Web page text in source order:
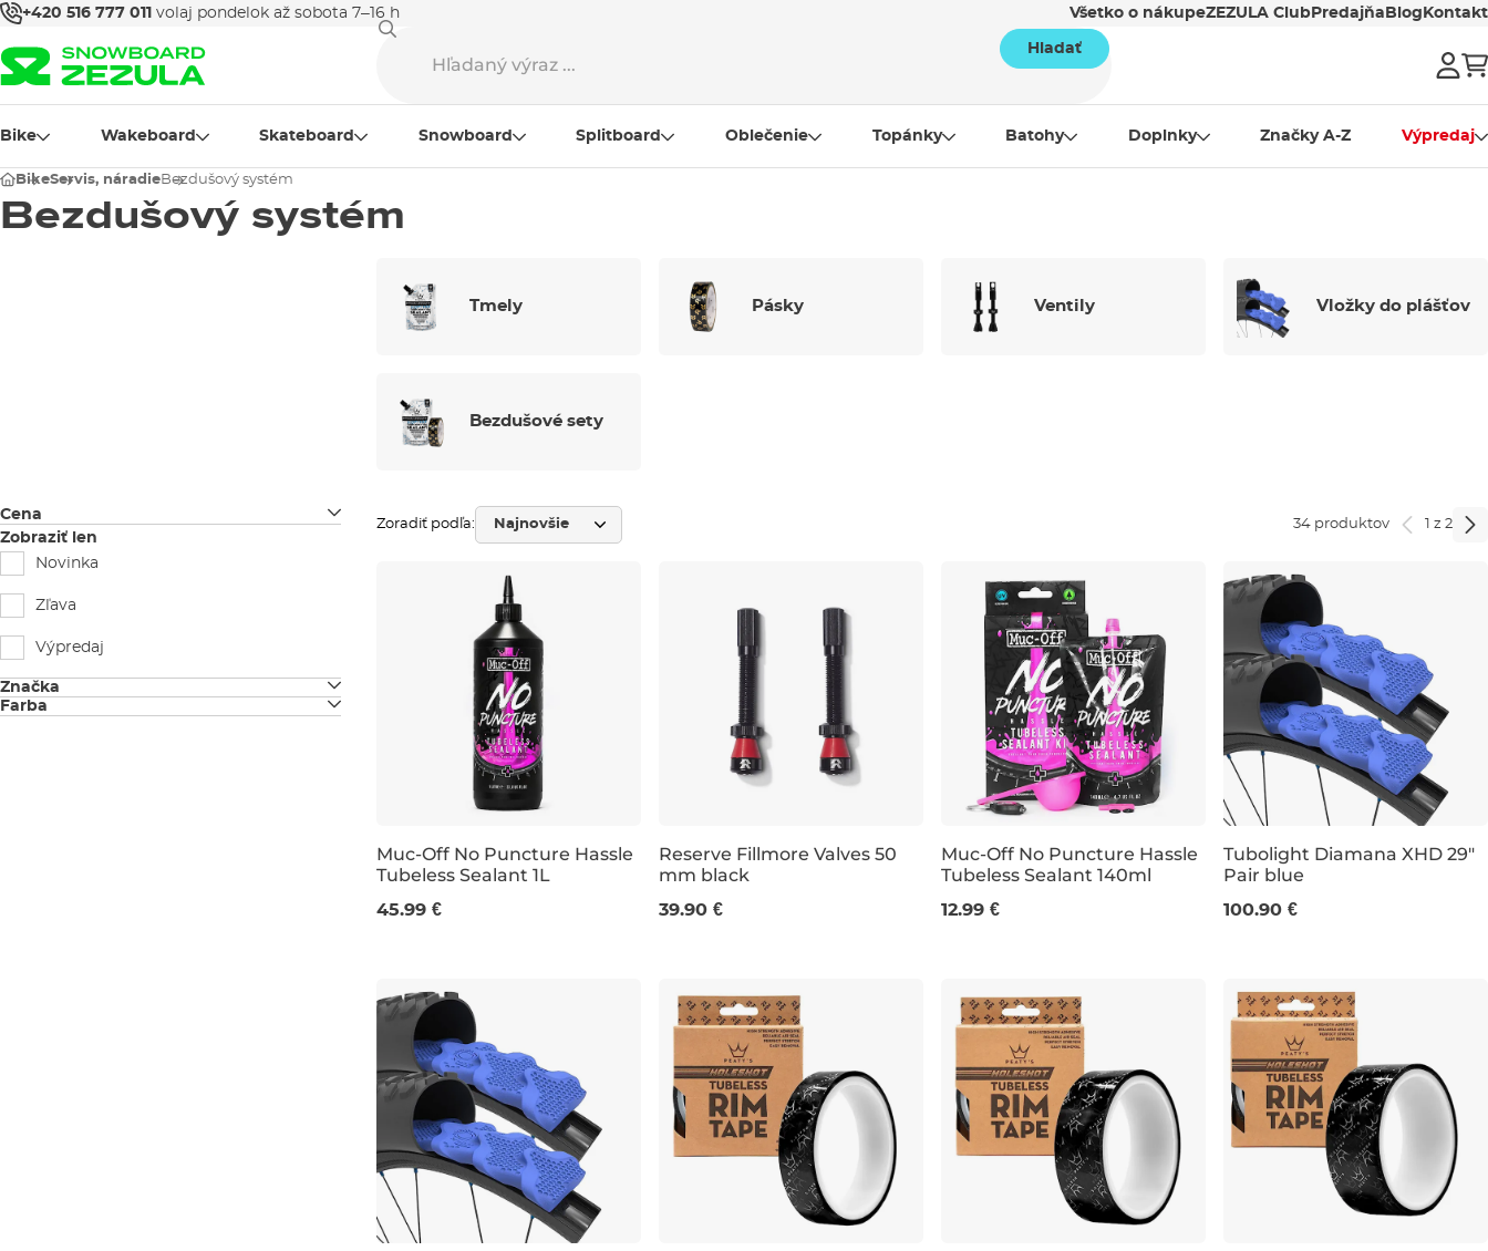
+420 516 777 011 volaj pondelok až sobota 7–16 h Všetko o nákupeZEZULA Club Predajňa Blog Kontakt
Hladať
Bike Wakeboard Skateboard Snowboard Splitboard Oblečenie Topánky Batohy Doplnky Značky A-Z Výpredaj
BikeServis, náradieBezdušový systém
Bezdušový systém
Tmely Pásky Ventily Vložky do plášťov
Bezdušové sety
Cena
Zobraziť len
Novinka
Zľava
Výpredaj
Značka
Bikeworkx
Farba
Zoradiť podľa: 34 produktov 1 z 2
Bestseller
Muc-Off No Puncture Hassle
Tubeless Sealant 1L
45.99 €
Reserve Fillmore Valves 50
mm black
39.90 €
Muc-Off No Puncture Hassle
Tubeless Sealant 140ml
12.99 €
Tubolight Diamana XHD 29"
Pair blue
100.90 €